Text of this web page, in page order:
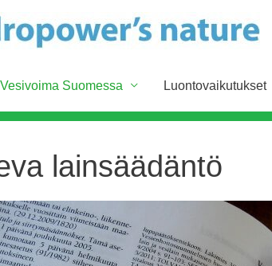
Vesivoima Suomessa Luontovaikutukset
lainsäädäntö